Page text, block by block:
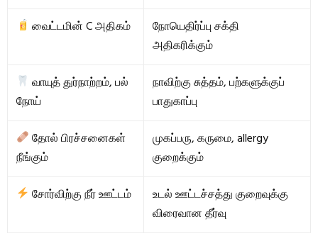
வைட்டமின் C அதிகம்
நோயெதிர்ப்பு சக்தி
அதிகரிக்கும்
வாயுத் துர்நாற்றம், பல்
நோய்
நாவிற்கு சுத்தம், பற்களுக்குப்
பாதுகாப்பு
தோல் பிரச்சனைகள்
நீங்கும்
முகப்பரு, கருமை, allergy
குறைக்கும்
சோர்விற்கு நீர் ஊட்டம்
உடல் ஊட்டச்சத்து குறைவுக்கு
விரைவான தீர்வு